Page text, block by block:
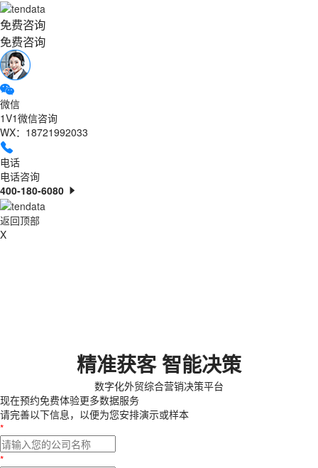
免费咨询
免费咨询
微信
1V1微信咨询
WX：18721992033
电话
电话咨询
400-180-6080
返回顶部
X
精准获客 智能决策
数字化外贸综合营销决策平台
现在预约免费体验更多数据服务
请完善以下信息，以便为您安排演示或样本
*
*